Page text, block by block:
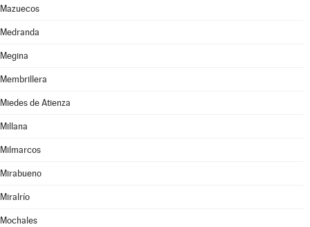
Mazuecos
Medranda
Megina
Membrillera
Miedes de Atienza
Millana
Milmarcos
Mirabueno
Miralrío
Mochales